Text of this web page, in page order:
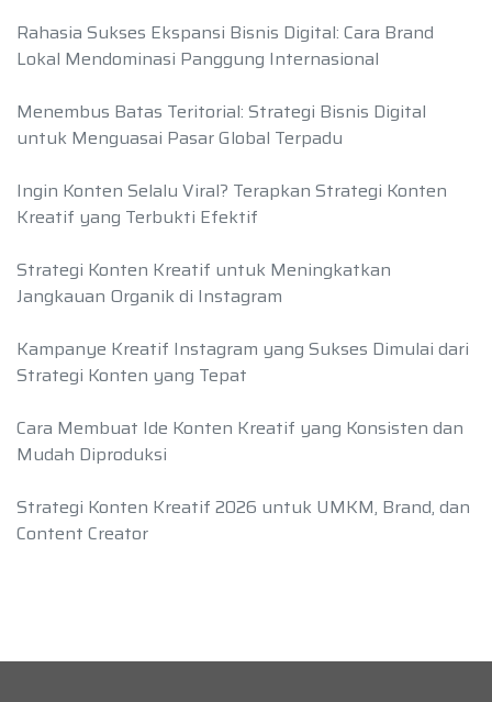
Rahasia Sukses Ekspansi Bisnis Digital: Cara Brand
Lokal Mendominasi Panggung Internasional
Menembus Batas Teritorial: Strategi Bisnis Digital
untuk Menguasai Pasar Global Terpadu
Ingin Konten Selalu Viral? Terapkan Strategi Konten
Kreatif yang Terbukti Efektif
Strategi Konten Kreatif untuk Meningkatkan
Jangkauan Organik di Instagram
Kampanye Kreatif Instagram yang Sukses Dimulai dari
Strategi Konten yang Tepat
Cara Membuat Ide Konten Kreatif yang Konsisten dan
Mudah Diproduksi
Strategi Konten Kreatif 2026 untuk UMKM, Brand, dan
Content Creator